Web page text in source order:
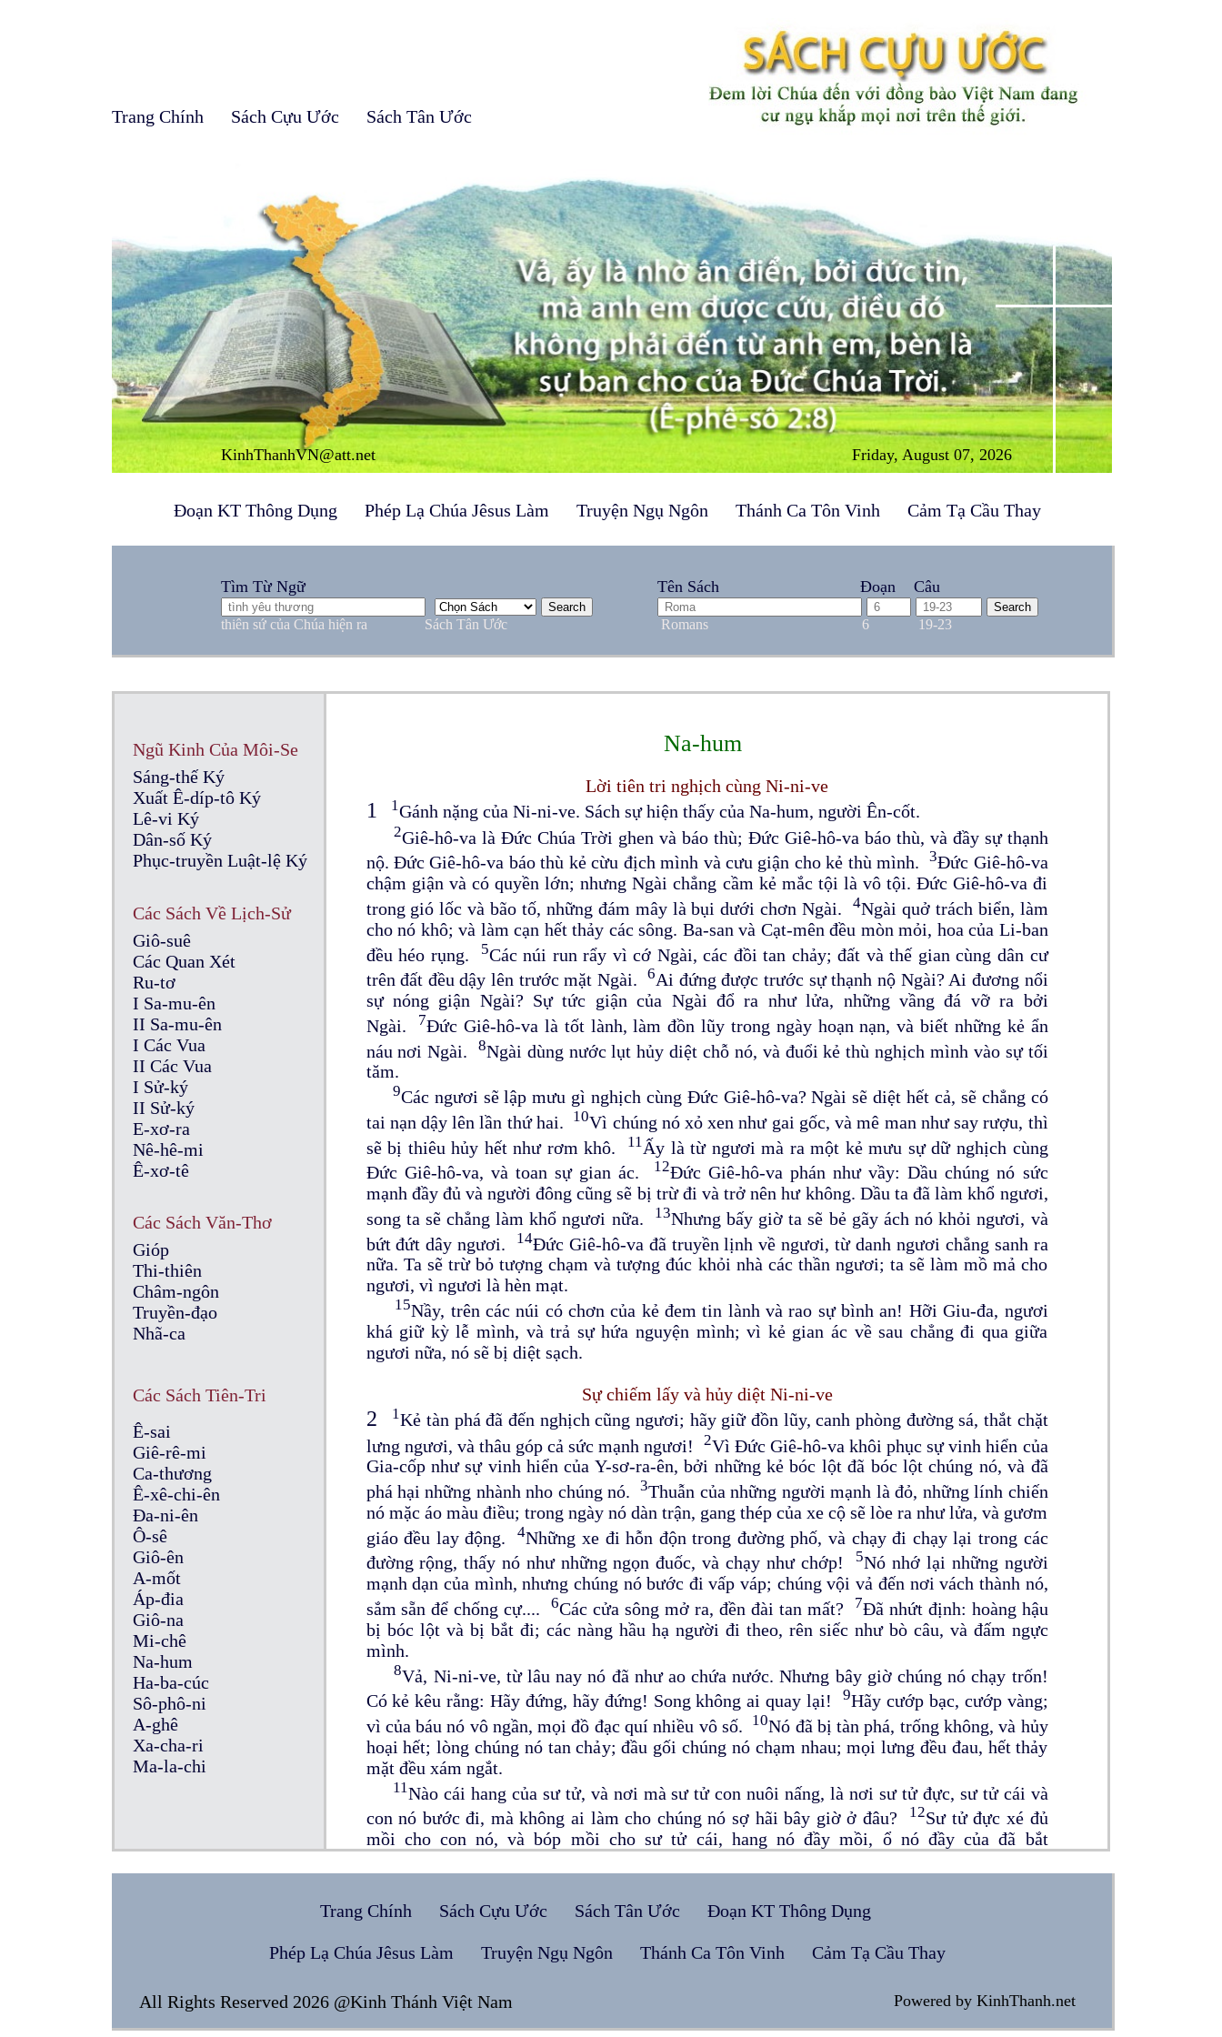
KinhThanhVN@att.net Friday, August 07, 2026
Tìm Từ Ngữ
thiên sứ của Chúa hiện ra Sách Tân Ước
Tên Sách ĐoạnCâu
Romans 6 19-23
Đoạn KT Thông Dụng Phép Lạ Chúa Jêsus Làm Truyện Ngụ Ngôn Thánh Ca Tôn Vinh Cảm Tạ Cầu Thay
Trang Chính Sách Cựu Ước Sách Tân Ước
Ngũ Kinh Của Môi-Se
Các Sách Về Lịch-Sử
Các Sách Văn-Thơ
Sáng-thế Ký
Xuất Ê-díp-tô Ký
Lê-vi Ký
Dân-số Ký
Phục-truyền Luật-lệ Ký
Giô-suê
Các Quan Xét
Ru-tơ
I Sa-mu-ên
II Sa-mu-ên
I Các Vua
II Các Vua
I Sử-ký
II Sử-ký
E-xơ-ra
Nê-hê-mi
Ê-xơ-tê
Gióp
Thi-thiên
Châm-ngôn
Truyền-đạo
Nhã-ca
Các Sách Tiên-Tri
Ê-sai
Giê-rê-mi
Ca-thương
Ê-xê-chi-ên
Đa-ni-ên
Ô-sê
Giô-ên
A-mốt
Áp-đia
Giô-na
Mi-chê
Na-hum
Ha-ba-cúc
Sô-phô-ni
A-ghê
Xa-cha-ri
Ma-la-chi
Lời tiên tri nghịch cùng Ni-ni-ve
1 1Gánh nặng của Ni-ni-ve. Sách sự hiện thấy của Na-hum, người Ên-cốt.
2Giê-hô-va là Đức Chúa Trời ghen và báo thù; Đức Giê-hô-va báo thù, và đầy sự thạnh
nộ. Đức Giê-hô-va báo thù kẻ cừu địch mình và cưu giận cho kẻ thù mình.3Đức Giê-hô-va
chậm giận và có quyền lớn; nhưng Ngài chẳng cầm kẻ mắc tội là vô tội. Đức Giê-hô-va đi
trong gió lốc và bão tố, những đám mây là bụi dưới chơn Ngài. 4Ngài quở trách biển, làm
cho nó khô; và làm cạn hết thảy các sông. Ba-san và Cạt-mên đều mòn mỏi, hoa của Li-ban
đều héo rụng.
5Các núi run rẩy vì cớ Ngài, các đồi tan chảy; đất và thế gian cùng dân cư
trên đất đều dậy lên trước mặt Ngài.6Ai đứng được trước sự thạnh nộ Ngài? Ai đương nổi
sự nóng giận Ngài? Sự tức giận của Ngài đổ ra như lửa, những vầng đá vỡ ra bởi
Ngài.
7Đức Giê-hô-va là tốt lành, làm đồn lũy trong ngày hoạn nạn, và biết những kẻ ẩn
náu nơi Ngài. 8Ngài dùng nước lụt hủy diệt chỗ nó, và đuổi kẻ thù nghịch mình vào sự tối
tăm.
9Các ngươi sẽ lập mưu gì nghịch cùng Đức Giê-hô-va? Ngài sẽ diệt hết cả, sẽ chẳng có
tai nạn dậy lên lần thứ hai.
10Vì chúng nó xỏ xen như gai gốc, và mê man như say rượu, thì
sẽ bị thiêu hủy hết như rơm khô.
11 Ấy là từ ngươi mà ra một kẻ mưu sự dữ nghịch cùng
Đức Giê-hô-va, và toan sự gian ác.
12Đức Giê-hô-va phán như vầy: Dầu chúng nó sức
mạnh đầy đủ và người đông cũng sẽ bị trừ đi và trở nên hư không. Dầu ta đã làm khổ ngươi,
song ta sẽ chẳng làm khổ ngươi nữa.
13Nhưng bấy giờ ta sẽ bẻ gãy ách nó khỏi ngươi, và
bứt đứt dây ngươi.
14Đức Giê-hô-va đã truyền lịnh về ngươi, từ danh ngươi chẳng sanh ra
nữa. Ta sẽ trừ bỏ tượng chạm và tượng đúc khỏi nhà các thần ngươi; ta sẽ làm mồ mả cho
ngươi, vì ngươi là hèn mạt.
15Nầy, trên các núi có chơn của kẻ đem tin lành và rao sự bình an! Hỡi Giu-đa, ngươi
khá giữ kỳ lễ mình, và trả sự hứa nguyện mình; vì kẻ gian ác về sau chẳng đi qua giữa
ngươi nữa, nó sẽ bị diệt sạch.
Sự chiếm lấy và hủy diệt Ni-ni-ve
2 1Kẻ tàn phá đã đến nghịch cũng ngươi; hãy giữ đồn lũy, canh phòng đường sá, thắt chặt
lưng ngươi, và thâu góp cả sức mạnh ngươi!
2Vì Đức Giê-hô-va khôi phục sự vinh hiển của
Gia-cốp như sự vinh hiển của Y-sơ-ra-ên, bởi những kẻ bóc lột đã bóc lột chúng nó, và đã
phá hại những nhành nho chúng nó.3Thuẫn của những người mạnh là đỏ, những lính chiến
nó mặc áo màu điều; trong ngày nó dàn trận, gang thép của xe cộ sẽ lòe ra như lửa, và gươm
giáo đều lay động.4Những xe đi hỗn độn trong đường phố, và chạy đi chạy lại trong các
đường rộng, thấy nó như những ngọn đuốc, và chạy như chớp!
5Nó nhớ lại những người
mạnh dạn của mình, nhưng chúng nó bước đi vấp váp; chúng vội vả đến nơi vách thành nó,
sắm sẵn để chống cự....6Các cửa sông mở ra, đền đài tan mất? 7Đã nhứt định: hoàng hậu
bị bóc lột và bị bắt đi; các nàng hầu hạ người đi theo, rên siếc như bò câu, và đấm ngực
mình.
8Vả, Ni-ni-ve, từ lâu nay nó đã như ao chứa nước. Nhưng bây giờ chúng nó chạy trốn!
Có kẻ kêu rằng: Hãy đứng, hãy đứng! Song không ai quay lại! 9Hãy cướp bạc, cướp vàng;
vì của báu nó vô ngần, mọi đồ đạc quí nhiều vô số.
10Nó đã bị tàn phá, trống không, và hủy
hoại hết; lòng chúng nó tan chảy; đầu gối chúng nó chạm nhau; mọi lưng đều đau, hết thảy
mặt đều xám ngắt.
11Nào cái hang của sư tử, và nơi mà sư tử con nuôi nấng, là nơi sư tử đực, sư tử cái và
con nó bước đi, mà không ai làm cho chúng nó sợ hãi bây giờ ở đâu?
12Sư tử đực xé đủ
mồi cho con nó, và bóp mồi cho sư tử cái, hang nó đầy mồi, ổ nó đầy của đã bắt
đất; và tiếng của những sứ giả ngươi sẽ không nghe nữa.
Tội lỗi của Ni-ni-ve gây nên sự hủy hoại
không thôi.2Người ta nghe tăm roi, tiếng ầm của bánh xe; ngựa thì phóng đại, xe thì chạy
mau. Những lính kỵ sấn tới; gươm sáng lòe, giáo nhấp nháng. Có đoàn đông kẻ bị giết, có
Na-hum
Trang Chính Sách Cựu Ước Sách Tân Ước Đoạn KT Thông Dụng
Phép Lạ Chúa Jêsus Làm Truyện Ngụ Ngôn Thánh Ca Tôn Vinh Cảm Tạ Cầu Thay
All Rights Reserved 2026 @Kinh Thánh Việt Nam Powered by KinhThanh.net